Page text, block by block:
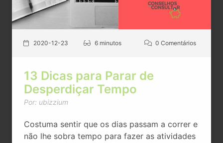
2020-12-23 6 minutos 0 Comentários
13 Dicas para Parar de
Desperdiçar Tempo
Por: ubizzium
Costuma sentir que os dias passam a correr e
não lhe sobra tempo para fazer as atividades